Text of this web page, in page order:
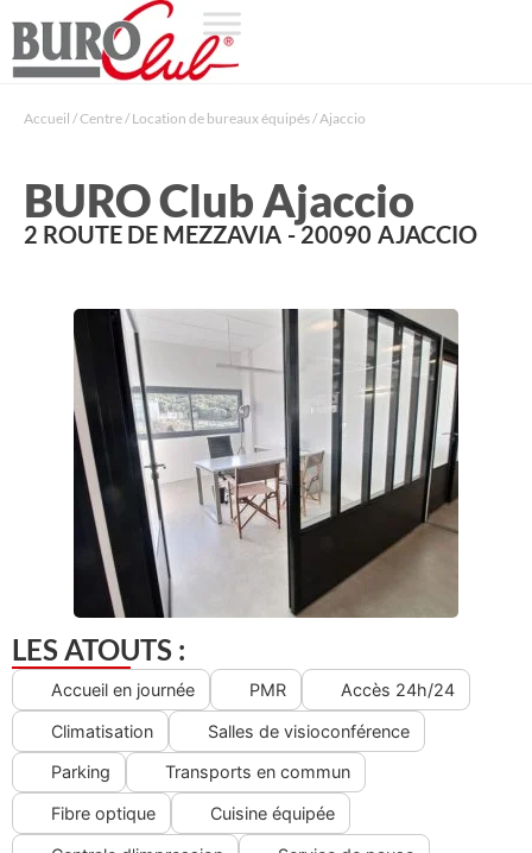
Accueil /Centre/ Location de bureaux équipés/Ajaccio
BURO Club Ajaccio
2 ROUTE DE MEZZAVIA - 20090 AJACCIO
LES ATOUTS :
Accueil en journée PMR Accès 24h/24
Climatisation Salles de visioconférence
Parking Transports en commun
Fibre optique Cuisine équipée